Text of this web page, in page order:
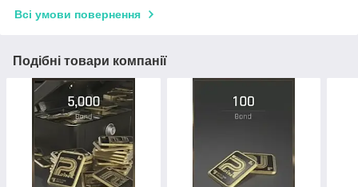
Всі умови повернення
Подібні товари компанії